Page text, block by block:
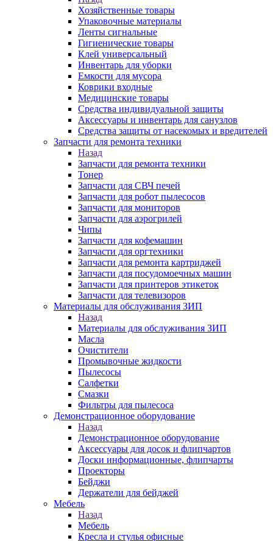
Хозяйственные товары
Упаковочные материалы
Ленты сигнальные
Гигиенические товары
Клей универсальный
Инвентарь для уборки
Емкости для мусора
Коврики входные
Медицинские товары
Средства индивидуальной защиты
Аксессуары и инвентарь для санузлов
Средства защиты от насекомых и вредителей
Запчасти для ремонта техники
Назад
Запчасти для ремонта техники
Тонер
Запчасти для СВЧ печей
Запчасти для робот пылесосов
Запчасти для мониторов
Запчасти для аэрогрилей
Чипы
Запчасти для кофемашин
Запчасти для оргтехники
Запчасти для ремонта картриджей
Запчасти для посудомоечных машин
Запчасти для принтеров этикеток
Запчасти для телевизоров
Материалы для обслуживания ЗИП
Назад
Материалы для обслуживания ЗИП
Масла
Очистители
Промывочные жидкости
Пылесосы
Салфетки
Смазки
Фильтры для пылесоса
Демонстрационное оборудование
Назад
Демонстрационное оборудование
Аксессуары для досок и флипчартов
Доски информационные, флипчарты
Проекторы
Бейджи
Держатели для бейджей
Мебель
Назад
Мебель
Кресла и стулья офисные